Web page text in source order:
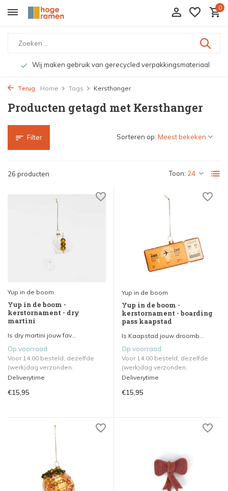
0
Wij maken gebruik van gerecycled verpakkingsmateriaal
Terug Home Tags Kersthanger
Producten getagd met Kersthanger
Filter
26 producten Toon:
Sorteren op:
Yup in de boom
Yup in de boom -
kerstornament - dry
martini
Is dry martini jouw fav...
Op voorraad
Voor 14.00 besteld, dezelfde
(werk)dag verzonden.
Deliverytime
€15,95
Yup in de boom
Yup in de boom -
kerstornament - boarding
pass kaapstad
Is Kaapstad jouw droomb...
Op voorraad
Voor 14.00 besteld, dezelfde
(werk)dag verzonden.
Deliverytime
€15,95